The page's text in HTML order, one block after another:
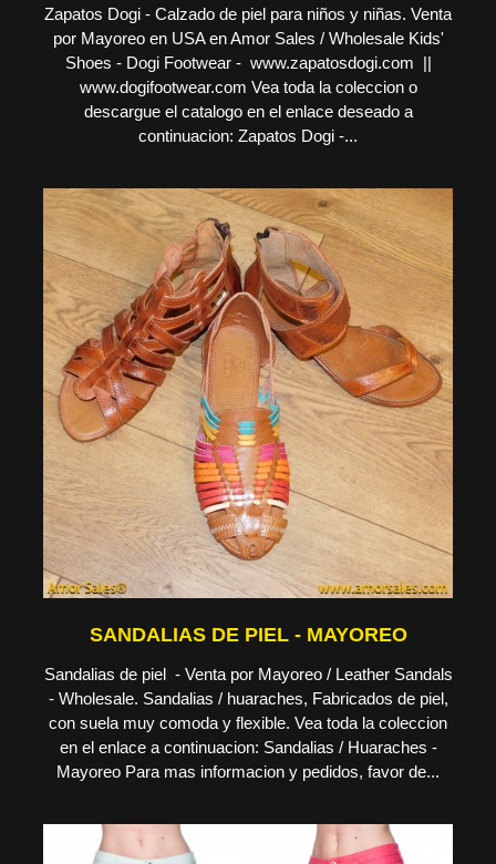
Zapatos Dogi - Calzado de piel para niños y niñas. Venta
por Mayoreo en USA en Amor Sales / Wholesale Kids'
Shoes - Dogi Footwear - www.zapatosdogi.com ||
www.dogifootwear.com Vea toda la coleccion o
descargue el catalogo en el enlace deseado a
continuacion: Zapatos Dogi -...
SANDALIAS DE PIEL - MAYOREO
Sandalias de piel - Venta por Mayoreo / Leather Sandals
- Wholesale. Sandalias / huaraches, Fabricados de piel,
con suela muy comoda y flexible. Vea toda la coleccion
en el enlace a continuacion: Sandalias / Huaraches -
Mayoreo Para mas informacion y pedidos, favor de...